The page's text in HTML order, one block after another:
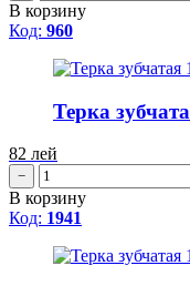
В корзину
Код: 960
Терка
82 лей
−
В корзину
Код: 1941